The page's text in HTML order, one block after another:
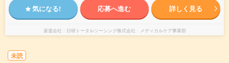
気になる! 応募へ進む 詳しく見る
派遣会社 日研トータルソーシング株式会社 メディカルケア事業部
未読